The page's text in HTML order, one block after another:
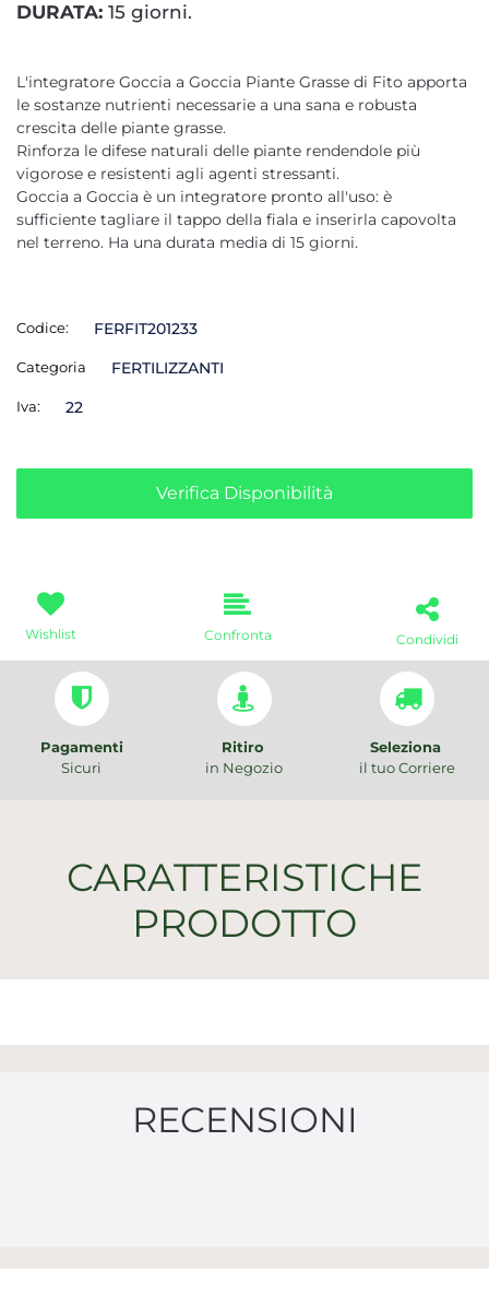
DURATA: 15 giorni.
L'integratore Goccia a Goccia Piante Grasse di Fito apporta
le sostanze nutrienti necessarie a una sana e robusta
crescita delle piante grasse.
Rinforza le difese naturali delle piante rendendole più
vigorose e resistenti agli agenti stressanti.
Goccia a Goccia è un integratore pronto all'uso: è
sufficiente tagliare il tappo della fiala e inserirla capovolta
nel terreno. Ha una durata media di 15 giorni.
Codice: FERFIT201233
Categoria FERTILIZZANTI
Iva: 22
Verifica Disponibilità
Wishlist Confronta Condividi
Pagamenti
Sicuri
Ritiro
in Negozio
Seleziona
il tuo Corriere
CARATTERISTICHE
PRODOTTO
RECENSIONI